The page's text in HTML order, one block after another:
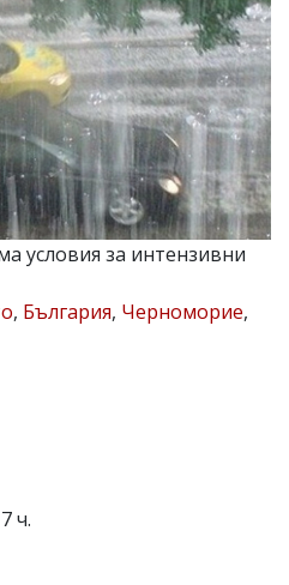
условия за интензивни
, България, Черноморие,
ч.